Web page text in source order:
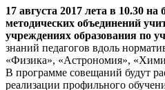
17 августа 2017 лета в 10.30
методических объединений
учреждениях образования по
знаний педагогов вдоль
«Физика», «Астрономия»,
В программе совещаний будут
реализации профильного